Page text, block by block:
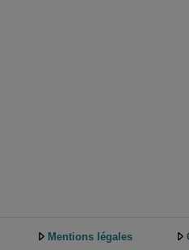
Mentions légales